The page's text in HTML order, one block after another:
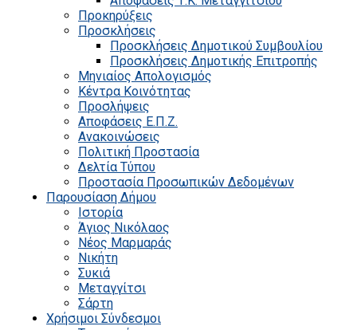
Προκηρύξεις
Προσκλήσεις
Προσκλήσεις Δημοτικού Συμβουλίου
Προσκλήσεις Δημοτικής Επιτροπής
Μηνιαίος Απολογισμός
Κέντρα Κοινότητας
Προσλήψεις
Αποφάσεις Ε.Π.Ζ.
Ανακοινώσεις
Πολιτική Προστασία
Δελτία Τύπου
Προστασία Προσωπικών Δεδομένων
Παρουσίαση Δήμου
Ιστορία
Άγιος Νικόλαος
Νέος Μαρμαράς
Νικήτη
Συκιά
Μεταγγίτσι
Σάρτη
Χρήσιμοι Σύνδεσμοι